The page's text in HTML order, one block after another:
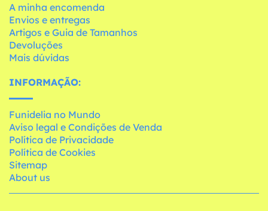
A minha encomenda
Envios e entregas
Artigos e Guia de Tamanhos
Devoluções
Mais dúvidas
INFORMAÇÃO:
Funidelia no Mundo
Aviso legal e Condições de Venda
Política de Privacidade
Política de Cookies
Sitemap
About us